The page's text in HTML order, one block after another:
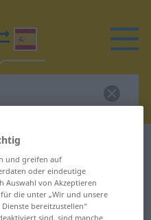
für
und greifen auf
oder eindeutige
Auswahl von Akzeptieren
die unter „Wir und unsere
bereitzustellen“
sind, sind manche